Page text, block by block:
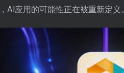
AI应用的可能性正在被重新定义。